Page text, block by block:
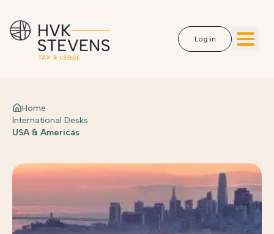
Log in
Home
International Desks
USA & Americas